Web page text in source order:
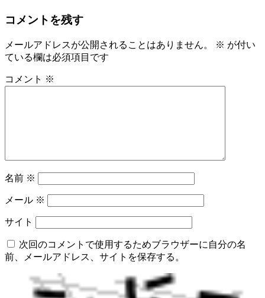
コメントを残す
メールアドレスが公開されることはありません。 ※ が付い
ている欄は必須項目です
コメント ※
名前 ※
メール ※
サイト
次回のコメントで使用するためブラウザーに自分の名
前、メールアドレス、サイトを保存する。